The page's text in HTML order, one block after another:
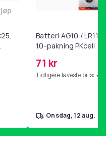
Øreputer for Bose QC35
Batteri AG10 /
10-pakning PKcell
71 kr
Tidligere laveste pris: 76
onsdag, 12 aug.